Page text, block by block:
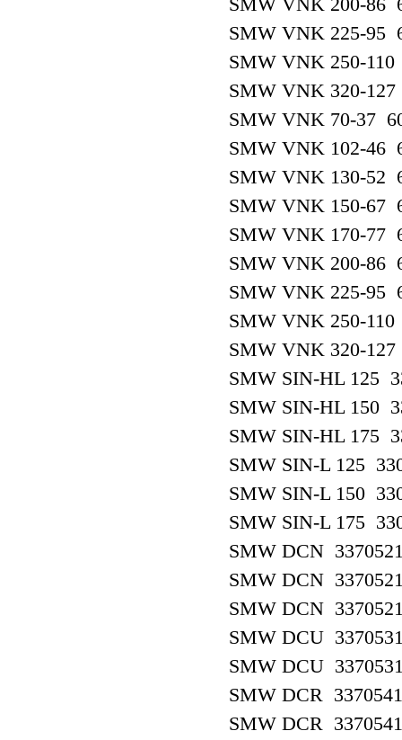
SMW VNK 200-86
SMW VNK 225-95
SMW VNK 250-110
SMW VNK 320-127
SMW VNK 70-37
SMW VNK 102-46
SMW VNK 130-52
SMW VNK 150-67
SMW VNK 170-77
SMW VNK 200-86
SMW VNK 225-95
SMW VNK 250-110
SMW VNK 320-127
SMW SIN-HL 125
SMW SIN-HL 150
SMW SIN-HL 175
SMW SIN-L 125
SMW SIN-L 150
SMW SIN-L 175
SMW DCN
SMW DCN
SMW DCN
SMW DCU
SMW DCU
SMW DCR
SMW DCR